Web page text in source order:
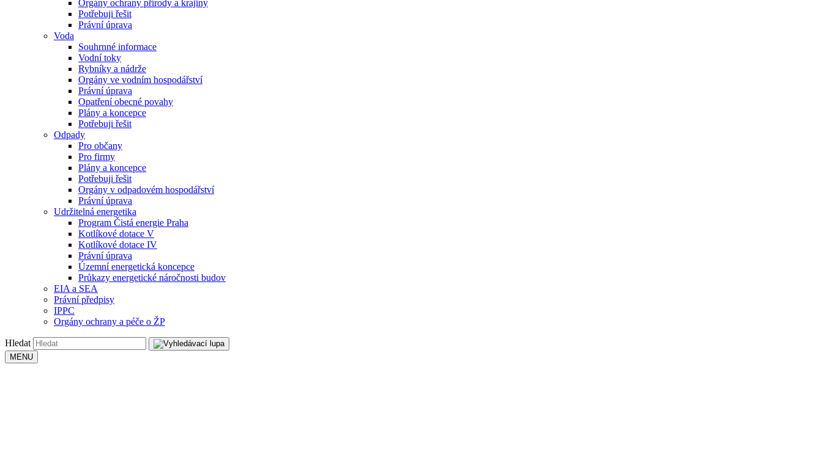
Orgány ochrany přírody a krajiny
Potřebuji řešit
Právní úprava
Voda
Souhrnné informace
Vodní toky
Rybníky a nádrže
Orgány ve vodním hospodářství
Právní úprava
Opatření obecné povahy
Plány a koncepce
Potřebuji řešit
Odpady
Pro občany
Pro firmy
Plány a koncepce
Potřebuji řešit
Orgány v odpadovém hospodářství
Právní úprava
Udržitelná energetika
Program Čistá energie Praha
Kotlíkové dotace V
Kotlíkové dotace IV
Právní úprava
Územní energetická koncepce
Průkazy energetické náročnosti budov
EIA a SEA
Právní předpisy
IPPC
Orgány ochrany a péče o ŽP
Hledat
MENU